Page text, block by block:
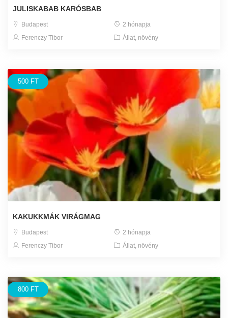
JULISKABAB KARÓSBAB
Budapest
2 hónapja
Ferenczy Tibor
Állat, növény
500 FT
KAKUKKMÁK VIRÁGMAG
Budapest
2 hónapja
Ferenczy Tibor
Állat, növény
800 FT